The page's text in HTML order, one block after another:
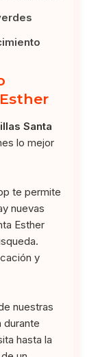
Santa
lo mejor
te permite
nuevas
Esther
y
nuestras
durante
hasta la